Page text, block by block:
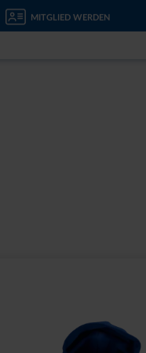
MITGLIED WERDEN